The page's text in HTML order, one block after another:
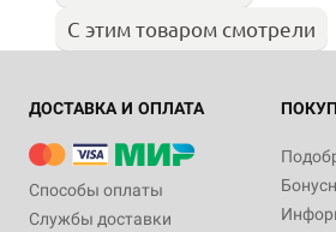
С этим товаром смотрели
ДОСТАВКА И ОПЛАТА
Способы оплаты
Службы доставки